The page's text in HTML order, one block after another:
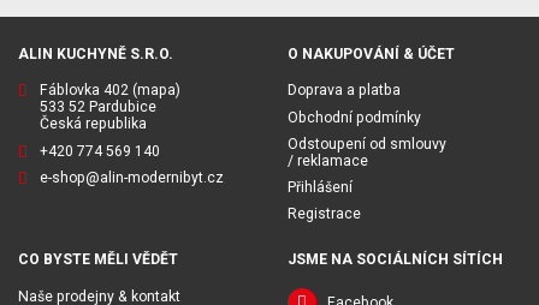
ALIN KUCHYNĚ S.R.O.
Fáblovka 402 (mapa)
533 52 Pardubice
Česká republika
+420 774 569 140
e-shop@alin-modernibyt.cz
O NAKUPOVÁNÍ & ÚČET
Doprava a platba
Obchodní podmínky
Odstoupení od smlouvy
/ reklamace
Přihlášení
Registrace
CO BYSTE MĚLI VĚDĚT
Naše prodejny & kontakt
JSME NA SOCIÁLNÍCH SÍTÍCH